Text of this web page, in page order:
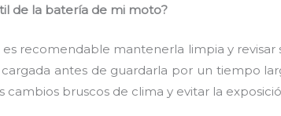
de la batería de mi moto?
recomendable mantenerla limpia y
antes de guardarla por un tiempo
bruscos de clima y evitar la